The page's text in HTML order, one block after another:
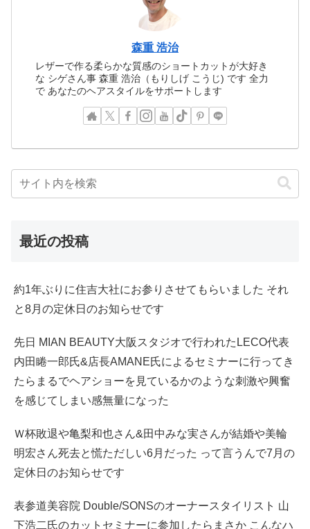
森重 浩治
レザーで作る柔らかな質感のショートカットが大好き
な シゲさん事 森重 浩治（もりしげ こうじ) です 全力
で あなたのヘアスタイルをサポートします
最近の投稿
約1年ぶりに住吉大社にお参りさせてもらいました それ
と8月の定休日のお知らせです
先日 MIAN BEAUTY大阪スタジオで行われたLECO代表
内田睠一郎氏&店長AMANE氏によるセミナーに行ってき
たらまるでヘアショーを見ているかのような刺激や興奮
を感じてしまい感無量になった
Ｗ杯敗退や亀梨和也さん&田中みな実さんが結婚や美輪
明宏さん死去と慌ただしい6月だった って言うんで7月の
定休日のお知らせです
表参道美容院 Double/SONSのオーナースタイリスト 山
下浩二氏のカットセミナーに参加したらまさか こんなハ